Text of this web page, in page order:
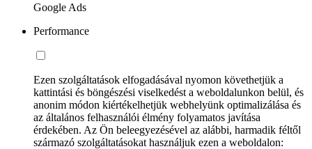
Google Ads
Performance
Ezen szolgáltatások elfogadásával nyomon követhetjük a
kattintási és böngészési viselkedést a weboldalunkon belül, és
anonim módon kiértékelhetjük webhelyünk optimalizálása és
az általános felhasználói élmény folyamatos javítása
érdekében. Az Ön beleegyezésével az alábbi, harmadik féltől
származó szolgáltatásokat használjuk ezen a weboldalon: